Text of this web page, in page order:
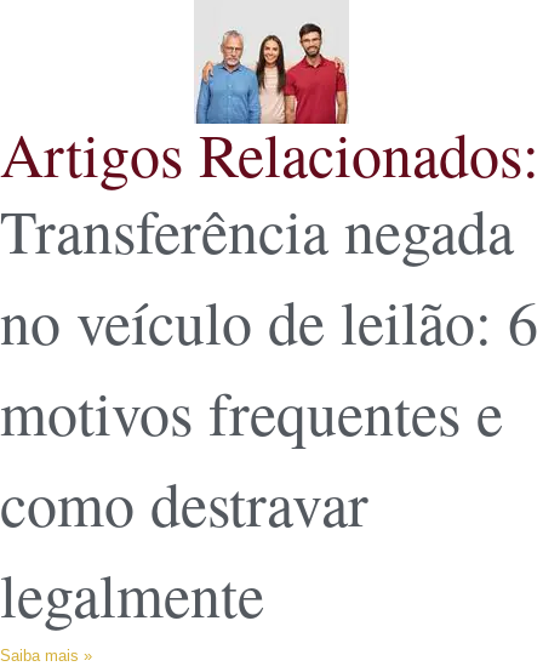
Artigos Relacionados:
Transferência negada
no veículo de leilão: 6
motivos frequentes e
como destravar
legalmente
Saiba mais »